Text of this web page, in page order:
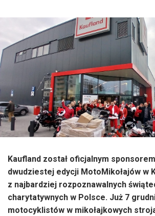
Kaufland został oficjalnym
dwudziestej edycji MotoMikołajów w
z najbardziej rozpoznawalnych
charytatywnych w Polsce. Już 7
motocyklistów w mikołajkowych